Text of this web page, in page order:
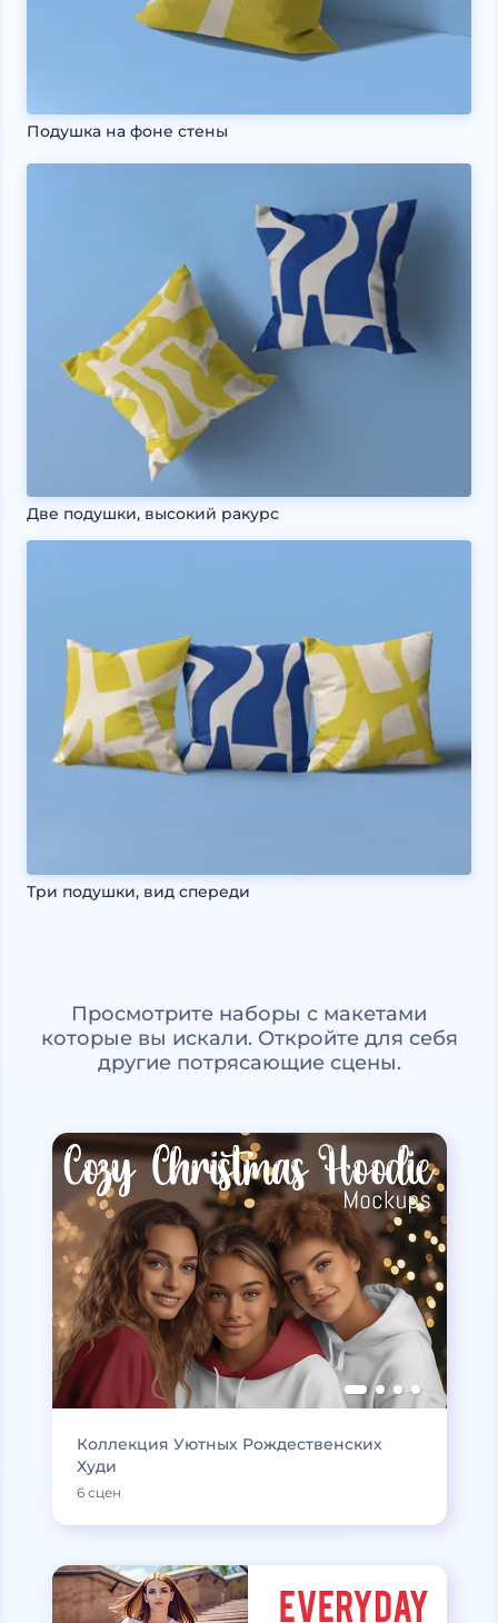
Подушка на фоне стены
Две подушки, высокий ракурс
Три подушки, вид спереди
Просмотрите наборы с макетами
которые вы искали. Откройте для себя
другие потрясающие сцены.
Коллекция Уютных Рождественских
Худи
6 сцен